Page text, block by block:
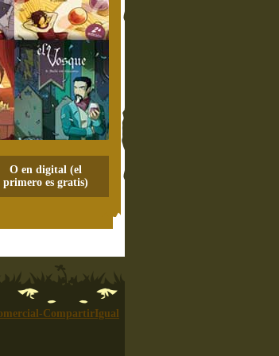
O en digital (el
primero es gratis)
CompartirIgual